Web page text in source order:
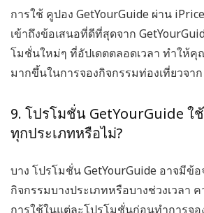
การใช้ คูปอง GetYourGuide ผ่าน
เข้าถึงข้อเสนอที่ดีที่สุดจาก
โมชั่นใหม่ๆ ที่อัปเดตตลอดเวลา ทำให้
มากขึ้นในการจองกิจกรรมท่องเที่ยวจา
9. โปรโมชั่น GetYourGuide ใ
ทุกประเภทหรือไม่?
บาง โปรโมชั่น GetYourGuide อาจมีข้อ
กิจกรรมบางประเภทหรือบางช่วงเวลา
การใช้ในแต่ละโปรโมชั่นก่อนทำการจอ